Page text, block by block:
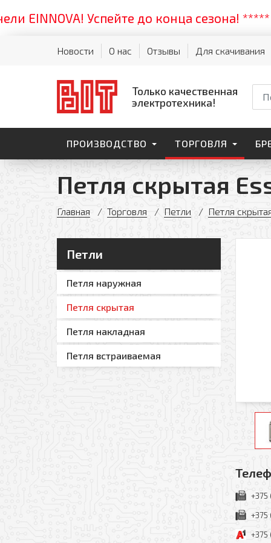
Успейте до конца сезона! *****
Новости О нас Отзывы Для скачивания
Только качественная
электротехника!
ПРОИЗВОДСТВО ТОРГОВЛЯ
Петля скрытая
Главная Торговля Петли Петля
Петли
Петля наружная
Петля скрытая
Петля накладная
Петля встраиваемая
+375
+375
+375